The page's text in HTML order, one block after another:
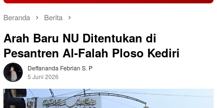
Beranda Berita
Arah Baru NU Ditentukan di
Pesantren Al-Falah Ploso Kediri
Deffananda Febrian S. P
5 Juni 2026